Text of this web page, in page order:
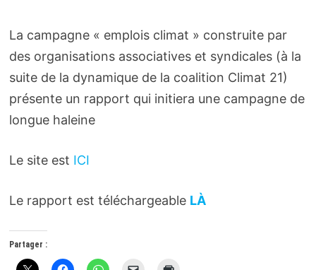
La campagne « emplois climat » construite par
des organisations associatives et syndicales (à la
suite de la dynamique de la coalition Climat 21)
présente un rapport qui initiera une campagne de
longue haleine
Le site est ICI
Le rapport est téléchargeable LÀ
Partager :